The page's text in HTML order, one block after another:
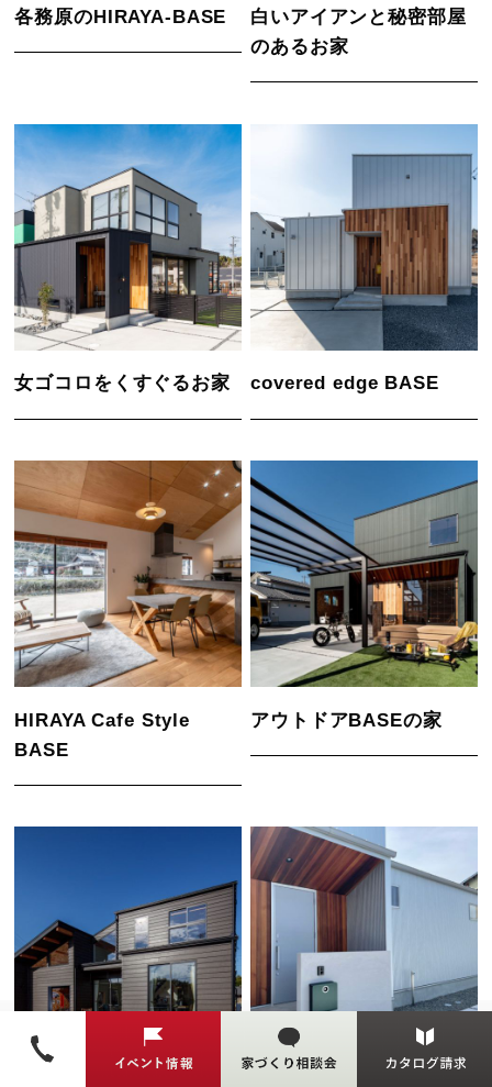
各務原のHIRAYA-BASE
白いアイアンと秘密部屋
のあるお家
女ゴコロをくすぐるお家 covered edge BASE
HIRAYA Cafe Style
BASE
アウトドアBASEの家